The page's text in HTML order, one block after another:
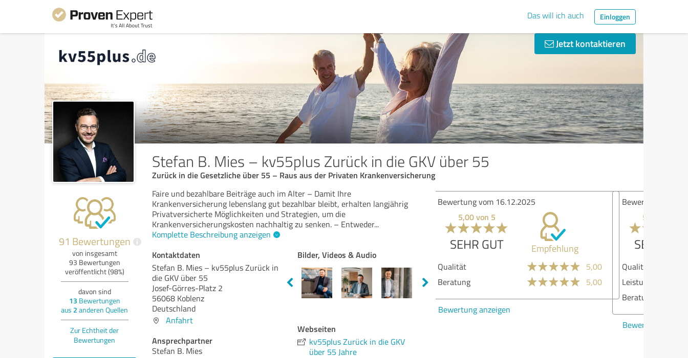
Das will ich auch Einloggen
Jetzt kontaktieren
Stefan B. Mies – kv55plus Zurück in die GKV über 55
Zurück in die Gesetzliche über 55 – Raus aus der Privaten Krankenversicherung
91 Bewertungen i
von insgesamt
93 Bewertungen
veröffentlicht (98%)
davon sind
13 Bewertungen
aus 2 anderen Quellen
Zur Echtheit der
Bewertungen
Faire und bezahlbare Beiträge auch im Alter – Damit Ihre
Krankenversicherung lebenslang gut bezahlbar bleibt, erhalten langjährig
Privatversicherte Möglichkeiten und Strategien, um die
Krankenversicherungskosten nachhaltig zu senken. – Entweder...
Komplette Beschreibung anzeigen
Kontaktdaten
Stefan B. Mies – kv55plus Zurück in
die GKV über 55
Josef-Görres-Platz 2
56068 Koblenz
Deutschland
Anfahrt
Ansprechpartner
Stefan B. Mies
Bilder, Videos & Audio
Webseiten
kv55plus Zurück in die GKV
über 55 Jahre
Bewertung vom 11.12.2025
5,00 von 5
SEHR GUT Empfehlung
Qualität
5,00
Leistungen
5,00
Beratung
5,00